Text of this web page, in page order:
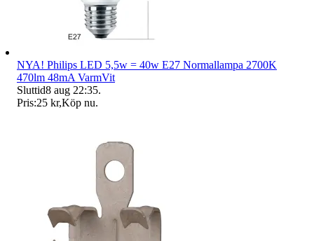
NYA! Philips LED 5,5w = 40w E27 Normallampa 2700K
470lm 48mA VarmVit
Sluttid8 aug 22:35.
Pris:25 kr,Köp nu.